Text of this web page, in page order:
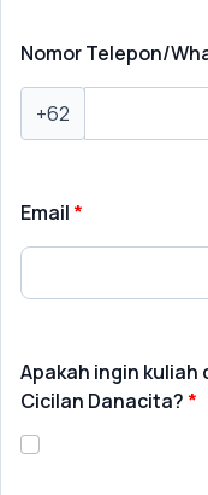
Nomor Telepon/
+62
Email
Apakah ingin kuliah
Cicilan Danacita?